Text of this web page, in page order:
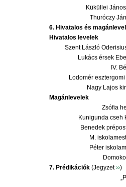
Küküllei
Thuróczy
6. Hivatalos és
Hivatalos levelek
Szent László
Lukács érsek
IV.
Lodomér
Nagy Lajos
Magánlevelek
Zsófia
Kunigunda cseh
Benedek
M.
Péter
7. Prédikációk (Jegyzet››)